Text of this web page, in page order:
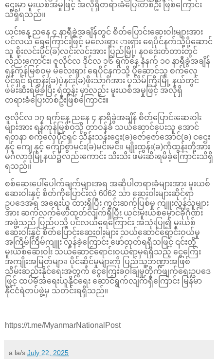
ဌေးမှာ မူးယစ်အမှုဖြင့် အလိုရှိတရားခံပြေးတစ်ဦး ဖြစ်ကြောင်း
သိရှိရသည်။
ယင်းနေ့ ညနေ ၄ နာရီခွဲအချိန်တွင် စိတ်ပြောင်းဆေးဝါးများအား
ပင်လယ် ရေကြောင်းဖြင့် မလေးရှား ားရှား ရေပိုင်နက်သို့ပို့ဆောင်
သူ စိုးလင်းပိုင်(ခ)လင်းလင်းအား ပြည်မြို့၊ နဝဒေးတံတားတွင်
လည်းကောင်း၊ ဇူလိုင်လ ဒိုင်လ ၁၆ ရက်နေ့ နံနက် ၁၀ နာရီခွဲအချိန်
ရန်ကုန်မြစ်ဝမှ မလေးရှား ရေပိုင်နက်သို့ ပို့ဆောင်သူ စက်လှေ
ပိုင်ရှင် ရဲထွန်း(ခ)ပဲ့နင်း(ခ)ဖိုးသာဂိအား ပုသိမ်ကြီးမြို့ နယ်တွင်
ဖမ်းဆီးရမိခဲ့ပြီး ရဲထွန်း မှာလည်း မူးယစ်အမှုဖြင့် အလိုရှိ
တရားခံပြေးတစ်ဦးဖြစ်ကြောင်း။
ဇူလိုင်လ ၁၇ ရက်နေ့ ညနေ ၄ နာရီခွဲအချိန် စိတ်ပြောင်းဆေးဝါး
များအား ရန်ကုန်မြစ်ဝသို့ တာဝန်ခံ သယ်ဆောင်ပေးသူ အောင်
ရတနာ စက်လှေပိုင်ရှင် သိန်းသန်းဌေး(ခ)ဇော်ဇော်အောင်(ခ) ငဌေး
နှင့် ကျေ နှင့် ကျော်စွာမင်း(ခ)မင်းမင်း၊ မျိုးထွန်း(ခ)ကိုထွန်းတို့အား
မင်္ဂလာဒုံမြို့နယ်၌လည်းကောင်း သီးသီး ဖမ်းဆီးရမိခဲ့ကြောင်းသိရှိ
ရသည်။
စစ်ဆေးပေါ်ပေါက်ချက်များအရ အဆိုပါတရားခံများအား မူးယစ်
ဆေးဝါးနှင့် စိတ်ကိုပြောင်းလဲ 6062 သာ ဆေးဝါးများဆိုင်ရာ
ဥပဒေအရ အရေးယူ ထားရှိပြီး ကွင်းဆက်ပြစ်မှု ကျူးလွန်သူများ
အား ဆက်လက်ဖော်ထုတ်လျက်ရှိပြီး ယင်းမူးယစ်မှောင်ခိုဂိုဏ်း
အဖွဲ့သည် ပြည်ပသို့ ပင်လယ်ရေကြောင်း အသုံးပြု၍ မူးယစ်
ဆေးဝါးနှင့် စိတ်ပြောင်းဆေးဝါးများ သယ်ဆောင်ရောင်းဝယ်မှု
အကြိမ်ကြိမ်ကျူး လွန်ခဲ့ကြောင်း ဖော်ထုတ်ရရှိသဖြင့် ၎င်းတို့
မူးယစ်ဆေးဝါး သယ်ဆောင်ရောင်းဝယ်ရာမှရရှိသည့် ငွေကြေး
အကျိုးအမြတ်များ၊ ပိုင်ဆိုင်မှုများကို ပြည်သူ့ဘဏ္ဍာအဖြစ်
သိမ်းဆည်းနိုင်ရေးအတွက် ငွေကြေးခဝါချမှုတိုက်ဖျက်ရေးဥပဒေ
ဖြင့် ထပ်မံအရေးယူနိုင်ရေး ဆောင်ရွက်လျက်ရှိကြောင်း မြန်မာ
နိုင်ငံရဲတပ်ဖွဲ့မှ သတင်းရရှိသည်။
https://t.me/MyanmarNationalPost
a la/s July 22, 2025